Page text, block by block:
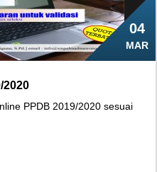
04
MAR
2020
PPDB 2019/2020 sesuai